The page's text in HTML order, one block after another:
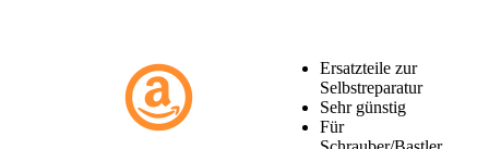
Ersatzteile zur
Selbstreparatur
Sehr günstig
Für